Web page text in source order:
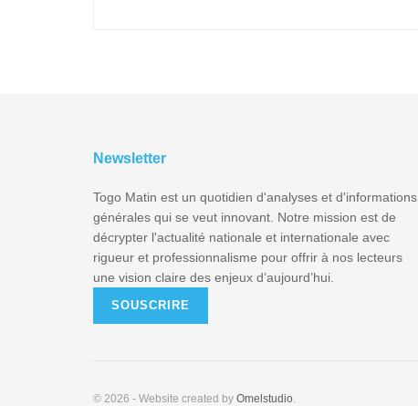
Newsletter
Togo Matin est un quotidien d'analyses et d'informations
générales qui se veut innovant. Notre mission est de
décrypter l'actualité nationale et internationale avec
rigueur et professionnalisme pour offrir à nos lecteurs
une vision claire des enjeux d’aujourd’hui.
SOUSCRIRE
© 2026 - Website created by Omelstudio.